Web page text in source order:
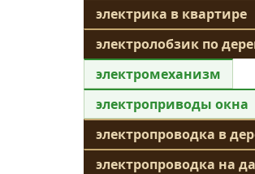
электрика в квартире
электролобзик по
электромеханизм
электроприводы окна
электропроводка в
электропроводка на